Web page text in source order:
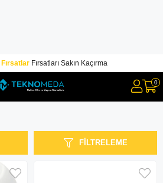
FırsatlarFırsatları Sakın Kaçırma
0
FILTRELEME